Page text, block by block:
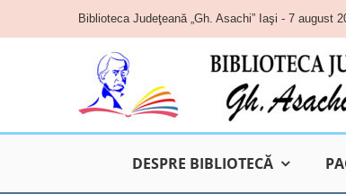
content
Biblioteca Judeţeană „Gh. Asachi” Iaşi - 7 august
DESPRE BIBLIOTECĂ